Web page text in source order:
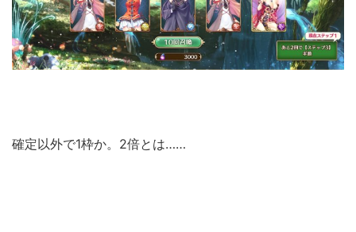
確定以外で1枠か。2倍とは……